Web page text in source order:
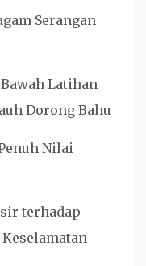
Serangan
Latihan
Dorong Bahu
Nilai
terhadap